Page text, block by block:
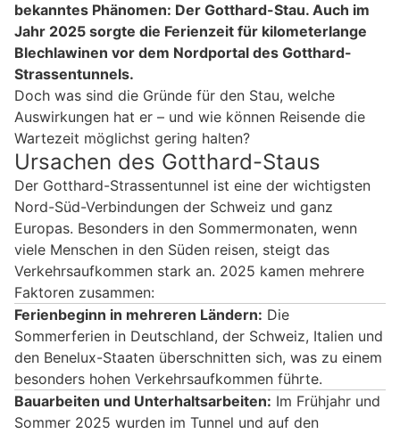
bekanntes Phänomen: Der Gotthard-Stau. Auch im
Jahr 2025 sorgte die Ferienzeit für kilometerlange
Blechlawinen vor dem Nordportal des Gotthard-
Strassentunnels.
Doch was sind die Gründe für den Stau, welche
Auswirkungen hat er – und wie können Reisende die
Wartezeit möglichst gering halten?
Ursachen des Gotthard-Staus
Der Gotthard-Strassentunnel ist eine der wichtigsten
Nord-Süd-Verbindungen der Schweiz und ganz
Europas. Besonders in den Sommermonaten, wenn
viele Menschen in den Süden reisen, steigt das
Verkehrsaufkommen stark an. 2025 kamen mehrere
Faktoren zusammen:
Ferienbeginn in mehreren Ländern: Die
Sommerferien in Deutschland, der Schweiz, Italien und
den Benelux-Staaten überschnitten sich, was zu einem
besonders hohen Verkehrsaufkommen führte.
Bauarbeiten und Unterhaltsarbeiten: Im Frühjahr und
Sommer 2025 wurden im Tunnel und auf den